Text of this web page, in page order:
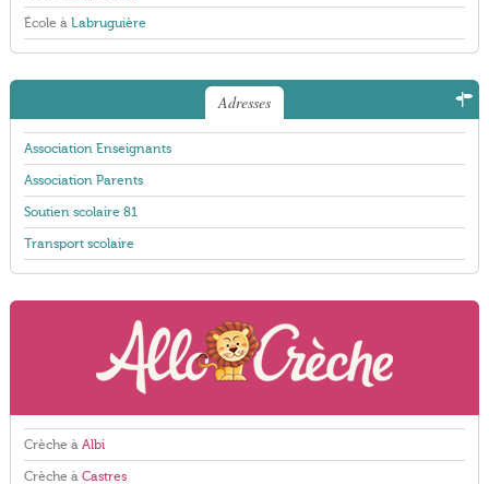
École à Labruguière
Adresses
Association Enseignants
Association Parents
Soutien scolaire 81
Transport scolaire
Crèche à Albi
Crèche à Castres